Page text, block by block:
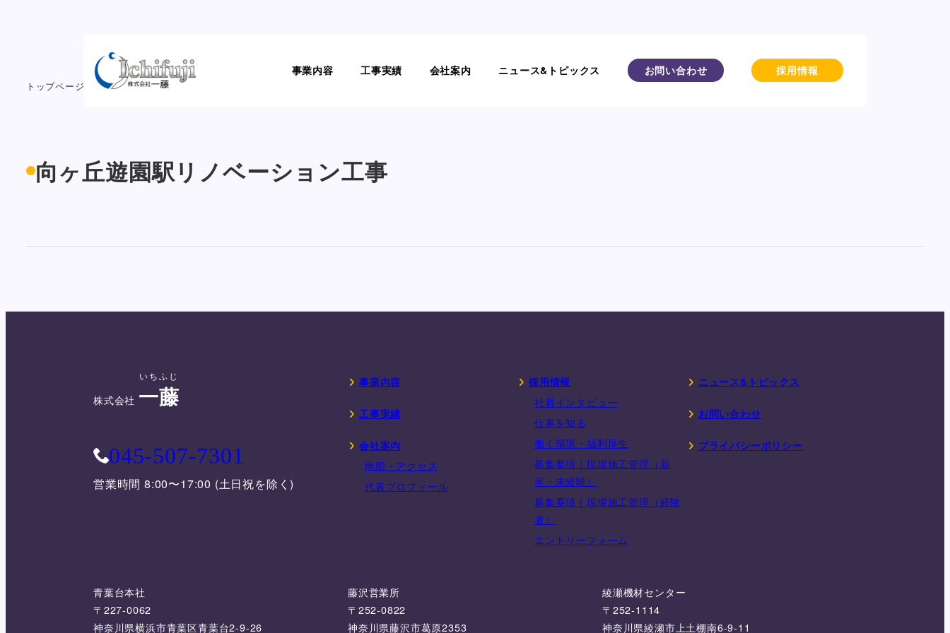
事業内容 工事実績 会社案内 ニュース&トピックス お問い合わせ 採用情報
トップページ 工事実績 向ヶ丘遊園駅リノベーション工事
向ヶ丘遊園駅リノベーション工事
株式会社 一藤
いちふじ
045-507-7301
営業時間 8:00〜17:00 (土日祝を除く)
事業内容
工事実績
会社案内
地図・アクセス
代表プロフィール
採用情報
社員インタビュー
仕事を知る
働く環境・福利厚生
募集要項｜現場施工管理（新
卒・未経験）
募集要項｜現場施工管理（経験
者）
エントリーフォーム
ニュース&トピックス
お問い合わせ
プライバシーポリシー
青葉台本社
〒227-0062
神奈川県横浜市青葉区青葉台2-9-26
藤沢営業所
〒252-0822
神奈川県藤沢市葛原2353
綾瀬機材センター
〒252-1114
神奈川県綾瀬市上土棚南6-9-11